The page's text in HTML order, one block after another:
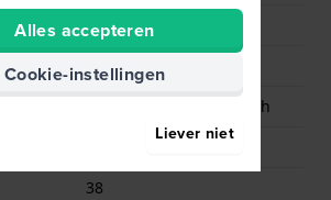
Ja
Analoog
Mechanisch automatisch
38
Alles accepteren
Cookie-instellingen
Liever niet